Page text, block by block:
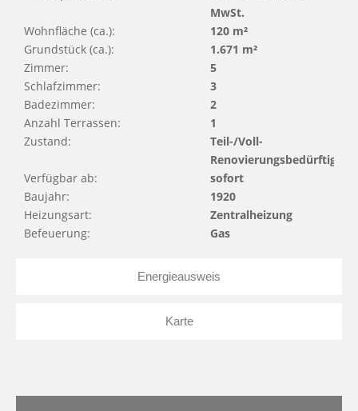
Energieausweis
Karte
MwSt.
Wohnfläche (ca.):
120 m²
Grundstück (ca.):
1.671 m²
Zimmer:
5
Schlafzimmer:
3
Badezimmer:
2
Anzahl Terrassen:
1
Zustand:
Teil-/Voll-
Renovierungsbedürftig
Verfügbar ab:
sofort
Baujahr:
1920
Heizungsart:
Zentralheizung
Befeuerung:
Gas